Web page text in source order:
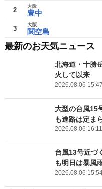
2 豊中
大阪
3 関空島
大阪
最新のお天気ニュース
北海道・十勝
火して以来
2026.08.06 15:47
大型の台風15
も進路は定ま
2026.08.06 16:11
台風13号近づ
も明日は暴風
2026.08.06 15:54